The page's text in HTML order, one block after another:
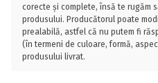
corecte și complete, însă te rugăm
produsului. Producătorul poate
prealabilă, astfel că nu putem fi
(în termeni de culoare, formă,
produsului livrat.